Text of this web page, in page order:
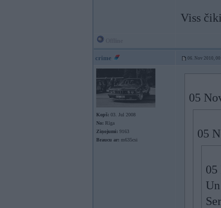
Viss
crime 06. Nov 2010,
Kopš: 03. Jul 2008
No: Rīga
Ziņojumi: 9163
Braucu ar: m635csi
05
05
05